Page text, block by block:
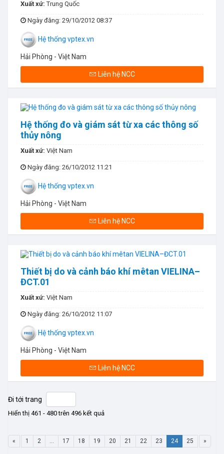
Xuất xứ:Trung Quốc
Ngày đăng: 29/10/2012 08:37
Hệ thống vptex.vn
Hải Phòng - Việt Nam
Liên hệ NCC
Hệ thống đo và giám sát từ xa các thông số
thủy nông
Xuất xứ: Việt Nam
Ngày đăng: 26/10/2012 11:21
Hệ thống vptex.vn
Hải Phòng - Việt Nam
Liên hệ NCC
Thiết bị do và cảnh báo khí mêtan VIELINA–
ĐCT.01
Xuất xứ: Việt Nam
Ngày đăng: 26/10/2012 11:07
Hệ thống vptex.vn
Hải Phòng - Việt Nam
Liên hệ NCC
« 1 2 ... 17 18 19 20 21 22 23 24 25 »
Hiển thị 461 - 480 trên 496 kết quả
Đi tới trang